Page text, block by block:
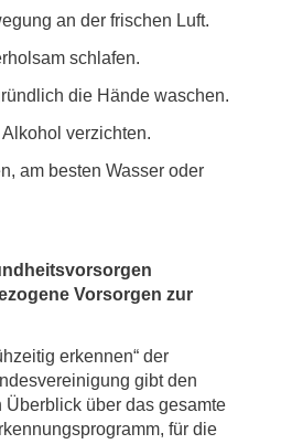
an der frischen Luft.
schlafen.
die Hände waschen.
verzichten.
am besten Wasser oder
Vorsorgen zur
erkennen“ der
gibt den
Überblick über das gesamte
für die